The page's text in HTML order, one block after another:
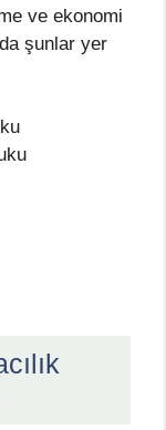
ve ekonomi
şunlar yer